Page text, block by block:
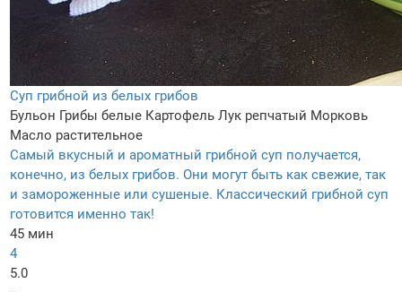
Суп грибной из белых грибов
Бульон Грибы белые Картофель Лук репчатый Морковь
Масло растительное
Самый вкусный и ароматный грибной суп получается,
конечно, из белых грибов. Они могут быть как свежие, так
и замороженные или сушеные. Классический грибной суп
готовится именно так!
45 мин
4
5.0